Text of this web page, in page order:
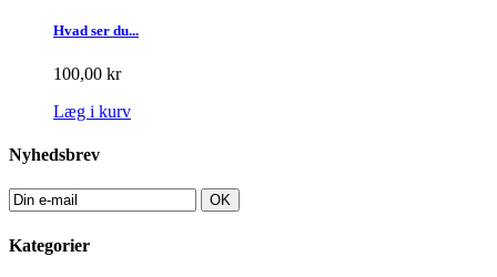
Hvad ser du...
100,00 kr
Læg i kurv
Nyhedsbrev
OK
Kategorier